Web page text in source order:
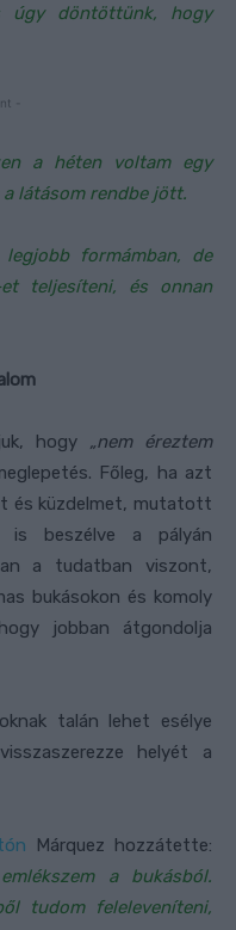
úgy döntöttünk, hogy
-
a héten voltam egy
látásom rendbe jött.
legjobb formámban, de
et teljesíteni, és onnan
hogy „nem éreztem
Főleg, ha azt
és küzdelmet, mutatott
is beszélve a pályán
a tudatban viszont,
bukásokon és komoly
jobban átgondolja
talán lehet esélye
helyét a
Márquez hozzátette:
a bukásból.
tudom feleleveníteni,